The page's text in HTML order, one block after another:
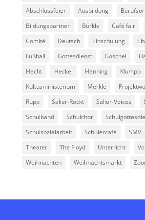
Abschlussfeier
Ausbildung
Bildungspartner
Bürkle Café fair
Comité
Deutsch Einschulung
Fußball
Gottesdienst Göschel
Hecht
Heckel Henning
Klumpp
Kultusministerium
Merkle
Rupp
Salier-Rockt Salier-Voices
Schulband
Schulchor
Schulsozialarbeit
Schülercafé SMV
Theater
The Floyd Unterricht
Weihnachten
Weihnachtsmarkt